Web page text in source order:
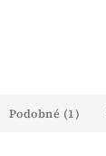
Podobné (1)